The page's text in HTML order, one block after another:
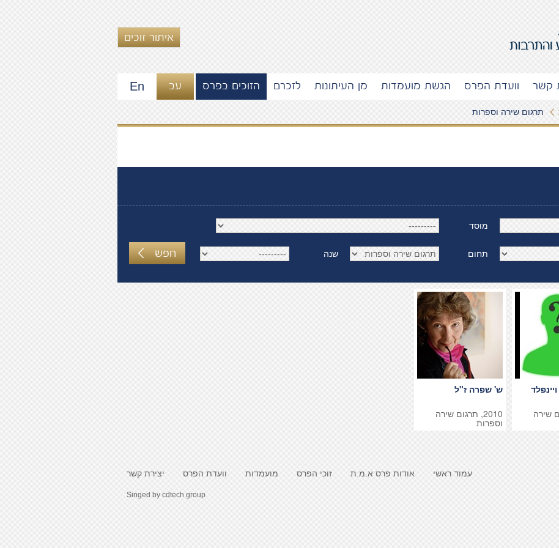
איתור זוכים
קשר וועדת הפרס הגשת מועמדות מן העיתונות לזכרם הזוכים בפרס En עב
תרגום שירה וספרות
מוסד
תחום שנה חפש
שירה
ש' שפרה ז"ל
2010, תרגום שירה
וספרות
עמוד ראשי אודות פרס א.מ.ת זוכי הפרס מועמדות וועדת הפרס יצירת קשר
Singed bycdtech group